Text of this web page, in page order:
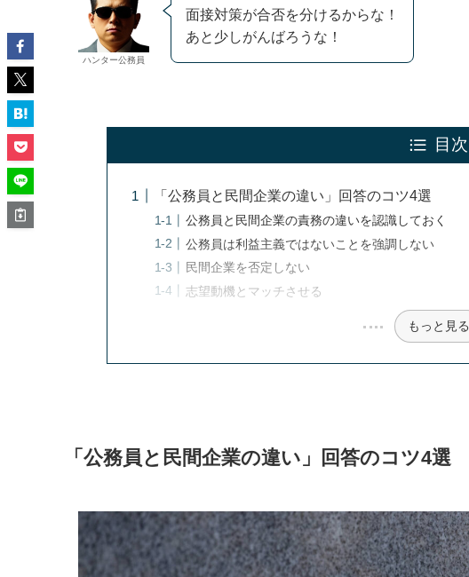
ハンター公務員
面接対策が合否を分けるからな！
あと少しがんばろうな！
目次
「公務員と民間企業の違い」回答のコツ4選
公務員と民間企業の責務の違いを認識しておく
公務員は利益主義ではないことを強調しない
民間企業を否定しない
志望動機とマッチさせる
もっと見る
「公務員と民間企業の違い」回答のコツ4選